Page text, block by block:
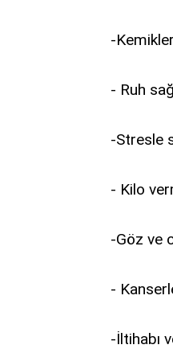
-
- Ruh
-Stresle
- Kilo
-Göz ve
-
-İltihabı